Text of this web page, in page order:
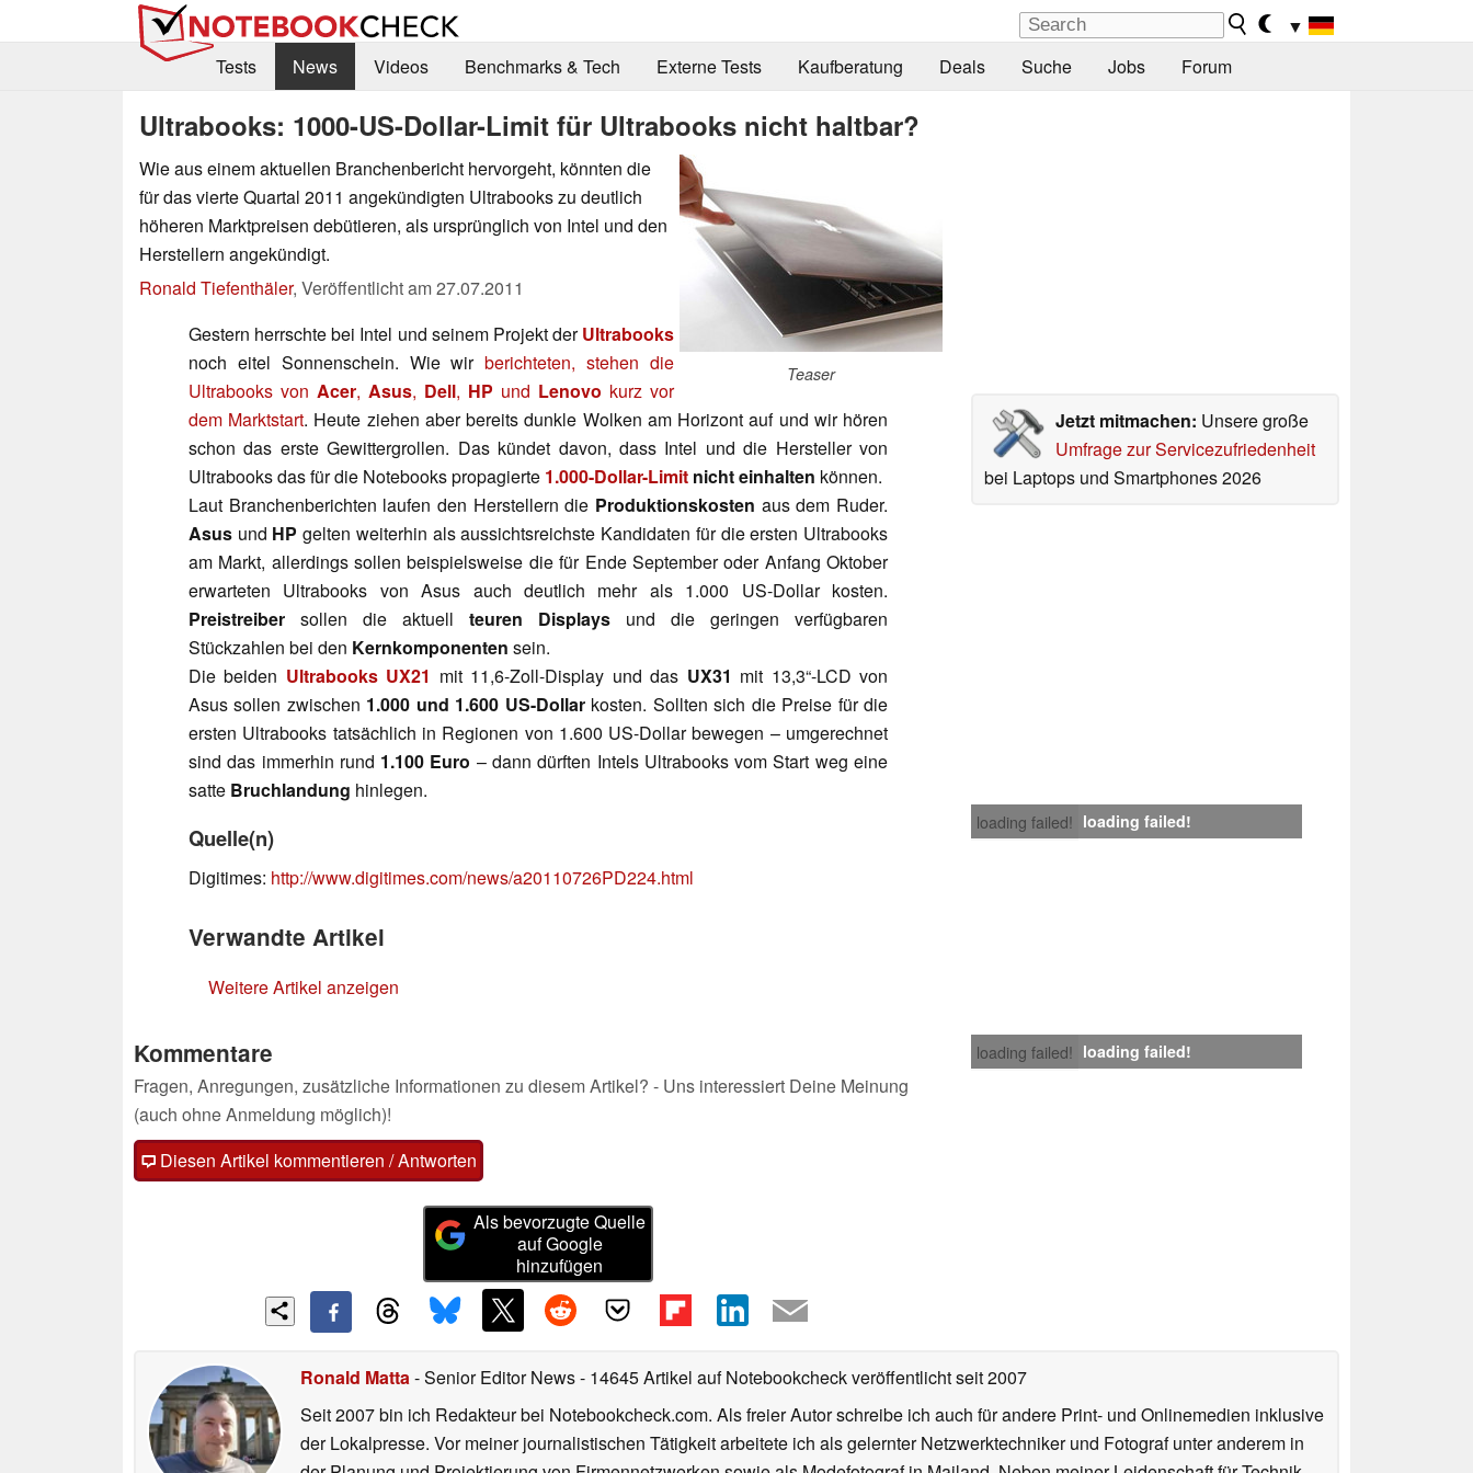
▼
Tests
News Videos Benchmarks & Tech Externe Tests Kaufberatung Deals Suche Jobs Forum
Ultrabooks: 1000-US-Dollar-Limit für Ultrabooks nicht haltbar?
Teaser
Wie aus einem aktuellen Branchenbericht hervorgeht, könnten die
für das vierte Quartal 2011 angekündigten Ultrabooks zu deutlich
höheren Marktpreisen debütieren, als ursprünglich von Intel und den
Herstellern angekündigt.
Ronald Tiefenthäler, Veröffentlicht am27.07.2011
Jetzt mitmachen: Unsere große
Umfrage zur Servicezufriedenheit
bei Laptops und Smartphones 2026
Gestern herrschte bei Intel und seinem Projekt derUltrabooks
noch eitel Sonnenschein. Wie wirberichteten, stehen die
Ultrabooks von Acer, Asus, Dell, HP und Lenovo kurz vor
dem Marktstart. Heute ziehen aber bereits dunkle Wolken am Horizont auf und wir hören
schon das erste Gewittergrollen. Das kündet davon, dass Intel und die Hersteller von
Ultrabooks das für die Notebooks propagierte 1.000-Dollar-Limit nicht einhalten können.
Laut Branchenberichten laufen den Herstellern die Produktionskosten aus dem Ruder.
Asus und HP gelten weiterhin als aussichtsreichste Kandidaten für die ersten Ultrabooks
am Markt, allerdings sollen beispielsweise die für Ende September oder Anfang Oktober
erwarteten Ultrabooks von Asus auch deutlich mehr als 1.000 US-Dollar kosten.
Preistreiber sollen die aktuell teuren Displays und die geringen verfügbaren
Stückzahlen bei den Kernkomponenten sein.
Die beiden Ultrabooks UX21 mit 11,6-Zoll-Display und das UX31 mit 13,3“-LCD von
Asus sollen zwischen 1.000 und 1.600 US-Dollarkosten. Sollten sich die Preise für die
ersten Ultrabooks tatsächlich in Regionen von 1.600 US-Dollar bewegen – umgerechnet
sind das immerhin rund 1.100 Euro – dann dürften Intels Ultrabooks vom Start weg eine
satte Bruchlandung hinlegen.
loading failed! loading failed!
Quelle(n)
Digitimes: http://www.digitimes.com/news/a20110726PD224.html
Verwandte Artikel
Weitere Artikel anzeigen
loading failed! loading failed!
Kommentare
Fragen, Anregungen, zusätzliche Informationen zu diesem Artikel? - Uns interessiert Deine Meinung
(auch ohne Anmeldung möglich)!
Diesen Artikel kommentieren / Antworten
Als bevorzugte Quelle
auf Google
hinzufügen
Ronald Matta- Senior Editor News- 14645 Artikel auf Notebookcheck veröffentlichtseit 2007
Seit 2007 bin ich Redakteur bei Notebookcheck.com. Als freier Autor schreibe ich auch für andere Print- und Onlinemedien inklusive
der Lokalpresse. Vor meiner journalistischen Tätigkeit arbeitete ich als gelernter Netzwerktechniker und Fotograf unter anderem in